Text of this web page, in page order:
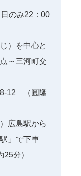
日のみ22：00
）を中心と
～三河町交
8-12 （圓隆
広島駅から
」で下車
25分）